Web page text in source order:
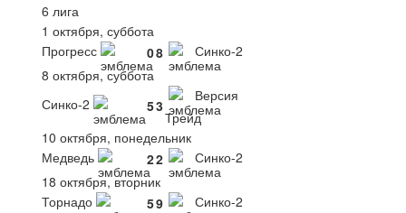
6 лига
1 октября, суббота
Прогресс
08
Синко-2
8 октября, суббота
Синко-2
53
Версия
Трейд
10 октября, понедельник
Медведь
22
Синко-2
18 октября, вторник
Торнадо
59
Синко-2